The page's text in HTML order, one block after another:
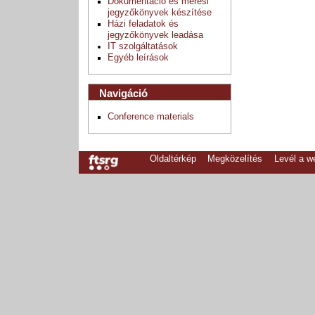
jegyzőkönyvek készítése
Házi feladatok és
jegyzőkönyvek leadása
IT szolgáltatások
Egyéb leírások
Navigáció
Conference materials
Oldaltérkép Megközelítés Levél a